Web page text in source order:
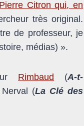
Pierre Citron qui, en
très original.
de professeur, je
médias) ».
Rimbaud (A-t-
(La Clé des